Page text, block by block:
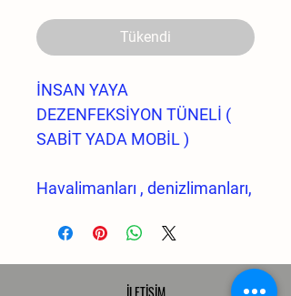
Tükendi
İNSAN YAYA
DEZENFEKSİYON TÜNELİ (
SABİT YADA MOBİL )
Havalimanları , denizlimanları,
mezbaha, küçükbaş,
büyükbaş hayvan çiftlikleri
yaya/canlı/insan girişlerinde
İLETİŞİM